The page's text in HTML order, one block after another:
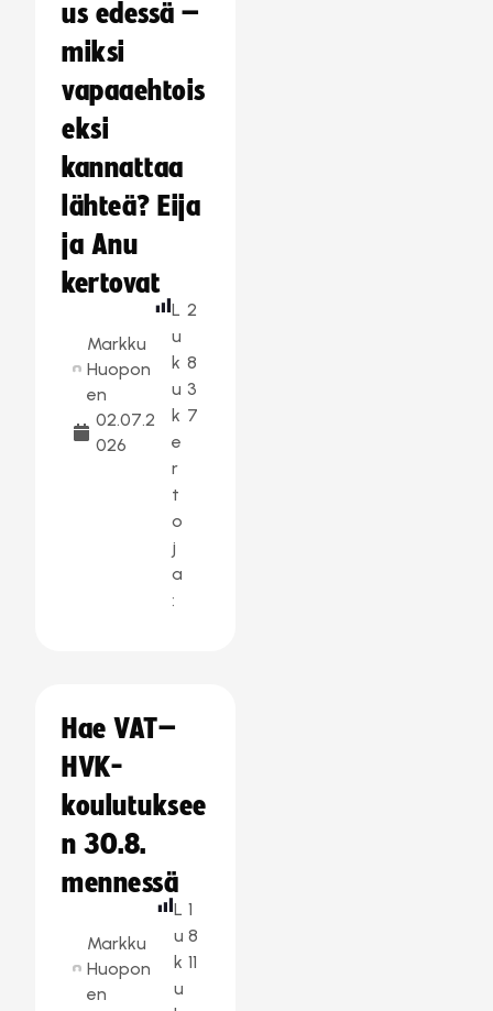
us edessä –
miksi
vapaaehtois
eksi
kannattaa
lähteä? Eija
ja Anu
kertovat
Markku
Huopon
en
02.07.2
026
L
u
k
u
k
e
r
t
o
j
a
:
2
8
3
7
Hae VAT–
HVK-
koulutuksee
n 30.8.
mennessä
Markku
Huopon
en
L
u
k
u
1
8
11